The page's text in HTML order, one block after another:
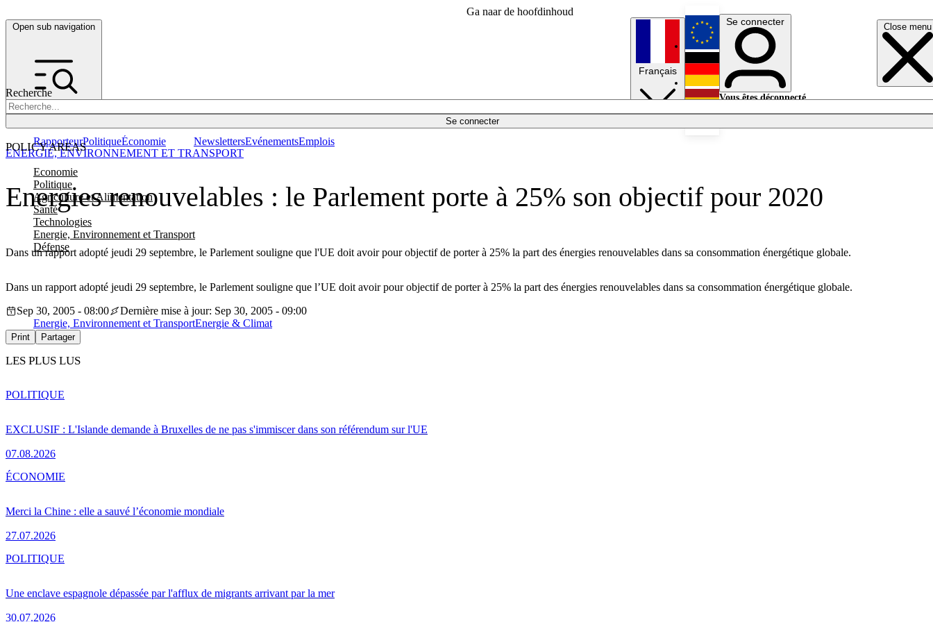
Ga naar de hoofdinhoud
Open sub navigation Close menu
Recherche
Se connecter
POLICY AREAS
Economie
Politique
Agriculture et Alimentation
Santé
Technologies
Energie, Environnement et Transport
Défense
RapporteurPolitiqueÉconomie NewslettersEvénementsEmplois
Français
English
Deutsch
Se connecter
Vous êtes déconnecté.
Energies renouvelables : le Parlement porte à 25% son objectif pour 2020
Dans un rapport adopté jeudi 29 septembre, le Parlement souligne que l'UE doit avoir pour objectif de porter à 25% la part des énergies renouvelables dans sa consommation énergétique globale.
ENERGIE, ENVIRONNEMENT ET TRANSPORT
Dans un rapport adopté jeudi 29 septembre, le Parlement souligne que l’UE doit avoir pour objectif de porter à 25% la part des énergies renouvelables dans sa consommation énergétique globale.
Sep 30, 2005 - 08:00
Dernière mise à jour: Sep 30, 2005 - 09:00
Energie, Environnement et TransportEnergie & Climat
Print Partager
LES PLUS LUS
EXCLUSIF : L'Islande demande à Bruxelles de ne pas s'immiscer dans son référendum sur l'UE
07.08.2026
POLITIQUE
Merci la Chine : elle a sauvé l’économie mondiale
27.07.2026
ÉCONOMIE
Une enclave espagnole dépassée par l'afflux de migrants arrivant par la mer
30.07.2026
POLITIQUE